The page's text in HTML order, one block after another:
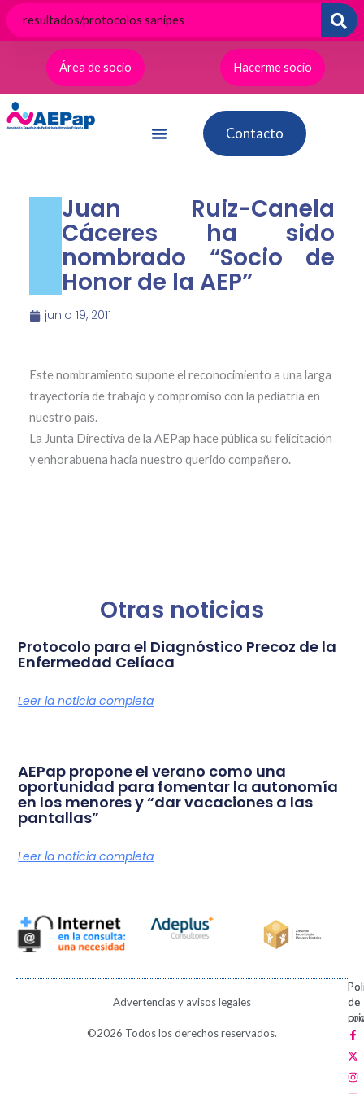
contenido
Área de socio
Hacerme socio
Contacto
Juan Ruiz-Canela
Cáceres ha sido
nombrado “Socio de
Honor de la AEP”
junio 19, 2011
Este nombramiento supone el reconocimiento a una larga
trayectoria de trabajo y compromiso con la pediatría en
nuestro país.
La Junta Directiva de la AEPap hace pública su felicitación
y enhorabuena hacia nuestro querido compañero.
Otras noticias
Protocolo para el Diagnóstico Precoz de la
Enfermedad Celíaca
Leer la noticia completa
AEPap propone el verano como una
oportunidad para fomentar la autonomía
en los menores y “dar vacaciones a las
pantallas”
Leer la noticia completa
Advertencias y avisos legales
de
de
©2026 Todos los derechos reservados.
F
a
c
e
b
o
X
-
t
w
i
t
I
n
s
t
a
g
V
i
m
e
o
P
i
n
t
e
r